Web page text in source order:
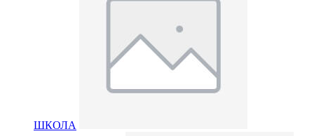
ШКОЛА